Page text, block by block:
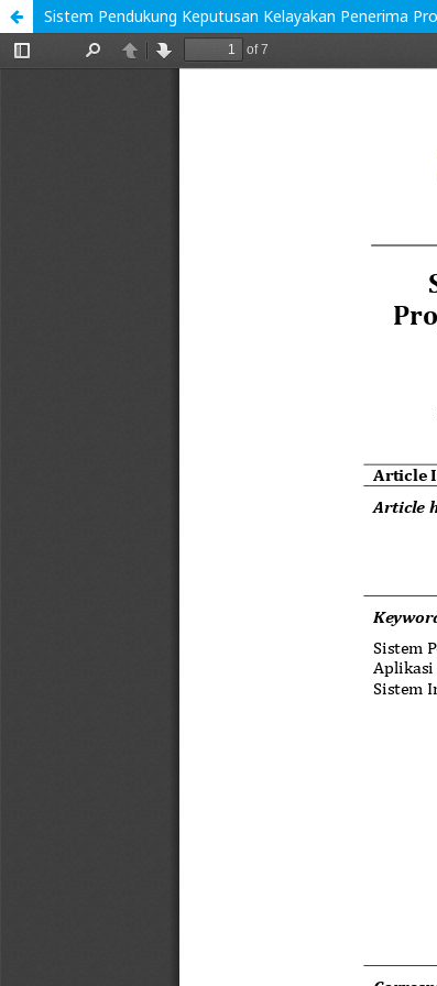
Sistem Pendukung Keputusan Kelayakan Penerima